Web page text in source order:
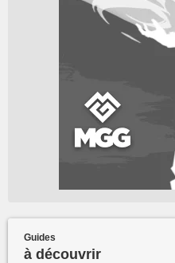
Guides
à découvrir